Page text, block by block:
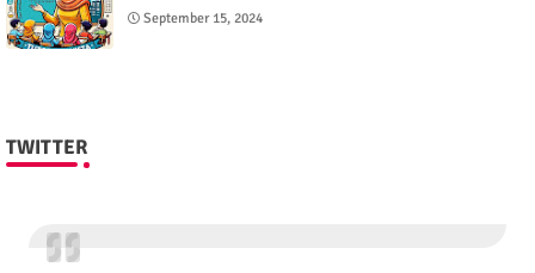
September 15, 2024
TWITTER